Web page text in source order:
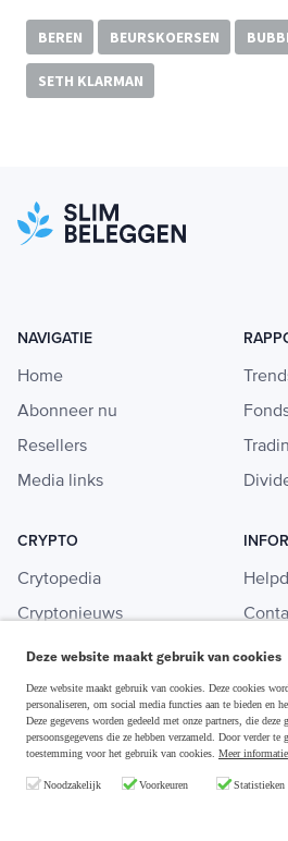
BEREN BEURSKOERSEN
SETH KLARMAN
NAVIGATIE
Home
Abonneer nu
Resellers
Media links
CRYPTO
Crytopedia
Cryptonieuws
Crypto koopgids
Investeren in crypto
Disclaimer & Privacy
Deze website maakt gebruik van cookies
Deze website maakt gebruik van cookies. Deze cookies
personaliseren, om social media functies aan te bieden en
Deze gegevens worden gedeeld met onze partners, die deze
persoonsgegevens die ze hebben verzameld. Door verder te
toestemming voor het gebruik van cookies. Meer informatie
Noodzakelijk Voorkeuren Statistieken